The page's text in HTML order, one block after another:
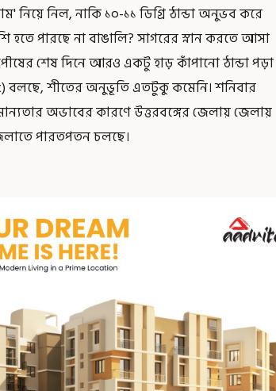
নিয়ে নিল, নাকি ১০-১১ ডিগ্রি ঠান্ডা অনুভব করে
হতে পারছে না বাঙালি? সাগরের স্নান করতে আসা
শেষ দিনে আরও একটু হাড় কাঁপানো ঠান্ডা পড়া
বলছে, শীতের অনুভূতি এতটুকু কমেনি। শনিবার
অভাবের কারণে উত্তরবঙ্গের জেলায় জেলায়
পারতপতন চলছে।